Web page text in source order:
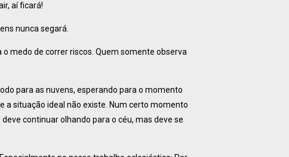
aí ficará!
nunca segará.
medo de correr riscos. Quem somente observa
para as nuvens, esperando para o momento
a situação ideal não existe. Num certo momento
continuar olhando para o céu, mas deve se